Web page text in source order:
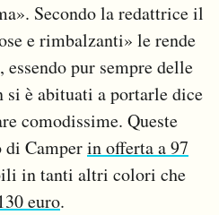
Secondo la redattrice il
e rimbalzanti» le rende
essendo pur sempre delle
si è abituati a portarle dice
comodissime. Queste
Camperin offerta a 97
in tanti altri colori che
euro.